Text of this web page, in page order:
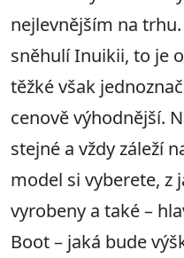
nejlevnějším na
sněhulí Inuikii, to je
těžké však
cenově výhodnější.
stejné a vždy záleží
model si vyberete, z
vyrobeny a také –
Boot – jaká bude